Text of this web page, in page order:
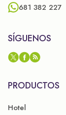
681 382 227
SÍGUENOS
PRODUCTOS
Hotel